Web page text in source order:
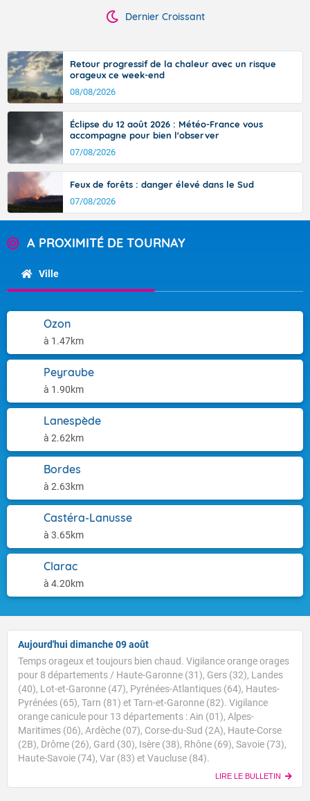
Dernier Croissant
Retour progressif de la chaleur avec un risque
orageux ce week-end
08/08/2026
Éclipse du 12 août 2026 : Météo-France vous
accompagne pour bien l'observer
07/08/2026
Feux de forêts : danger élevé dans le Sud
07/08/2026
A PROXIMITÉ DE TOURNAY
Ville
Ozon
à 1.47km
Peyraube
à 1.90km
Lanespède
à 2.62km
Bordes
à 2.63km
Castéra-Lanusse
à 3.65km
Clarac
à 4.20km
Aujourd'hui dimanche 09 août
Temps orageux et toujours bien chaud. Vigilance orange orages
pour 8 départements / Haute-Garonne (31), Gers (32), Landes
(40), Lot-et-Garonne (47), Pyrénées-Atlantiques (64), Hautes-
Pyrénées (65), Tarn (81) et Tarn-et-Garonne (82). Vigilance
orange canicule pour 13 départements : Ain (01), Alpes-
Maritimes (06), Ardèche (07), Corse-du-Sud (2A), Haute-Corse
(2B), Drôme (26), Gard (30), Isère (38), Rhône (69), Savoie (73),
Haute-Savoie (74), Var (83) et Vaucluse (84).
LIRE LE BULLETIN